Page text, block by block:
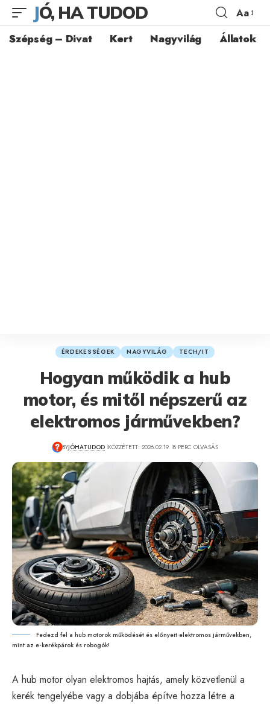
JÓ, HA TUDOD Aa
Szépség – Divat Kert Nagyvilág Állatok
ÉRDEKESSÉGEK NAGYVILÁG TECH/IT
Hogyan működik a hub
motor, és mitől népszerű az
elektromos járművekben?
BYJÓHATUDOD KÖZZÉTETT: 2026.02.19. 8 PERC OLVASÁS
Fedezd fel a hub motorok működését és előnyeit elektromos járművekben,
mint az e-kerékpárok és robogók!
A hub motor olyan elektromos hajtás, amely közvetlenül a
kerék tengelyébe vagy a dobjába építve hozza létre a